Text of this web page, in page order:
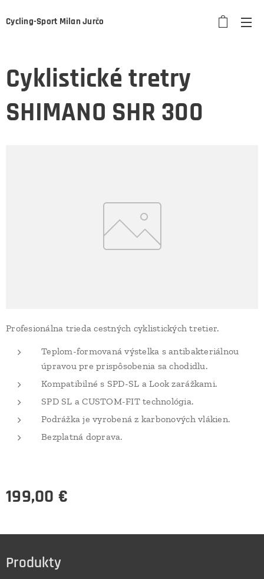
Cycling-Sport Milan Jurčo
Cyklistické tretry
SHIMANO SHR 300
Profesionálna trieda cestných cyklistických tretier.
Teplom-formovaná výstelka s antibakteriálnou
úpravou pre prispôsobenia sa chodidlu.
Kompatibilné s SPD-SL a Look zarážkami.
SPD SL a CUSTOM-FIT technológia.
Podrážka je vyrobená z karbonových vlákien.
Bezplatná doprava.
199,00 €
Produkty